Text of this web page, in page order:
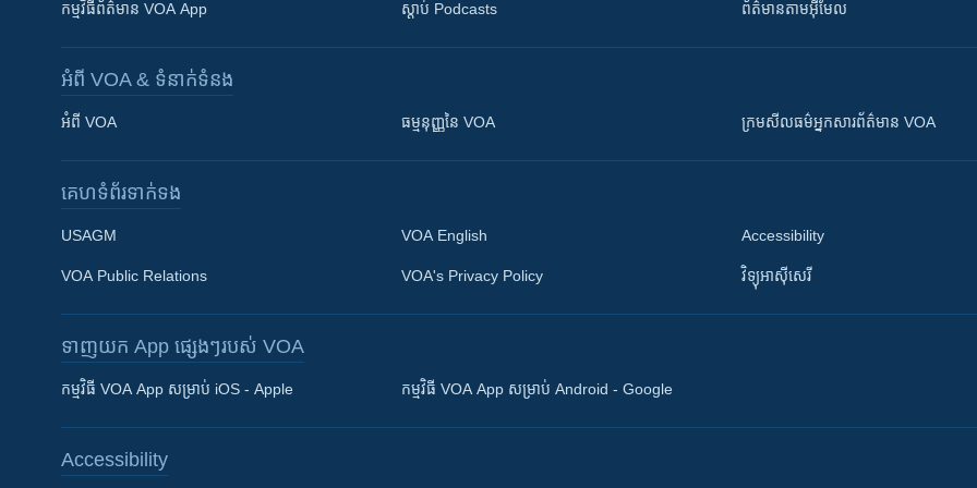
Khmer English
កម្មវិធី​ព័ត៌មាន VOA App ស្តាប់ Podcasts ព័ត៌មាន​តាម​អ៊ីមែល
អំពី​ VOA & ទំនាក់ទំនង
អំពី​ VOA ធម្មនុញ្ញ​នៃ VOA ក្រម​​​សីលធម៌​​​អ្នក​​​សារព័ត៌មាន VOA
គេហទំព័រ​​ទាក់ទង
USAGM
VOA Public Relations
VOA English
VOA's Privacy Policy
Accessibility
វិទ្យុ​អាស៊ី​សេរី
ទាញយក​ App ផ្សេងៗ​របស់​ VOA
កម្មវិធី​ VOA App សម្រាប់ iOS - Apple កម្មវិធី​ VOA App សម្រាប់ Android - Google
Accessibility